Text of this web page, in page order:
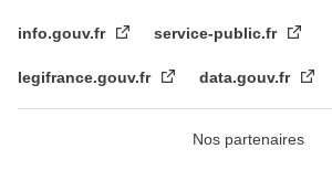
info.gouv.fr service-public.fr
legifrance.gouv.fr data.gouv.fr
Nos partenaires